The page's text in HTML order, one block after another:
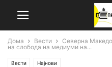
Дома Вести
Северна
на слобода на медиуми на...
Вести Најнови